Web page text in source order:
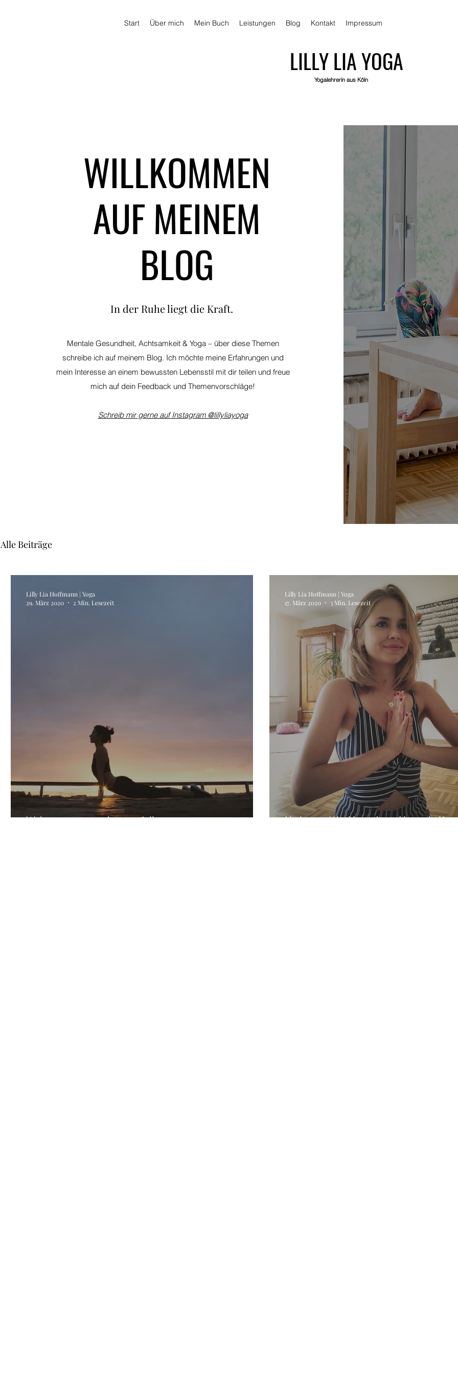
Start Über mich Mein Buch Leistungen Blog Kontakt Impressum
LILLY LIA YOGA
Yogalehrerin aus Köln
WILLKOMMEN
AUF MEINEM
BLOG
In der Ruhe liegt die Kraft.
Mentale Gesundheit, Achtsamkeit & Yoga – über diese Themen
schreibe ich auf meinem Blog. Ich möchte meine Erfahrungen und
mein Interesse an einem bewussten Lebensstil mit dir teilen und freue
mich auf dein Feedback und Themenvorschläge!
Schreib mir gerne auf Instagram @lillyliayoga
Alle Beiträge
We're gonna rise when we fall
Lilly Lia Hoffmann | Yoga
29. März 2020
2 Min. Lesezeit
Heilung – Wie Yoga dir zu Hause
Lilly Lia Hoffmann | Yoga
17. März 2020
3 Min. Lesezeit